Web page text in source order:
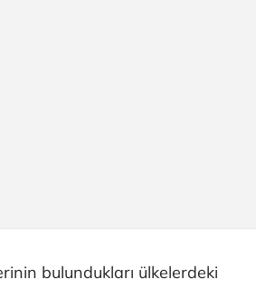
bulundukları ülkelerdeki